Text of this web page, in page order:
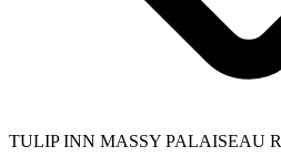
TULIP INN MASSY PALAISEAU